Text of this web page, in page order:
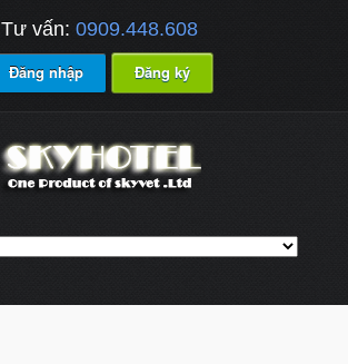
Tư vấn: 0909.448.608
Đăng nhập Đăng ký